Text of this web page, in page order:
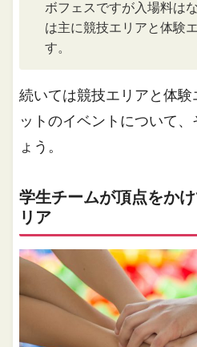
ボフェスですが入場料は
は主に競技エリアと体験
す。
続いては競技エリアと体
ットのイベントについて
ょう。
学生チームが頂点をか
リア